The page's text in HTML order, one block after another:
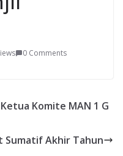
0 Comments
Komite MAN 1 G
Sumatif Akhir Tahun